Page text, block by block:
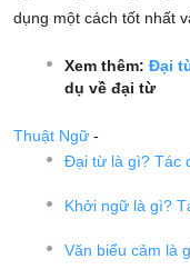
dụng một cách tốt nhất
Xem thêm: Đại
dụ về đại từ
Thuật Ngữ -
Đại từ là gì? Tác
Khởi ngữ là gì?
Văn biểu cảm là